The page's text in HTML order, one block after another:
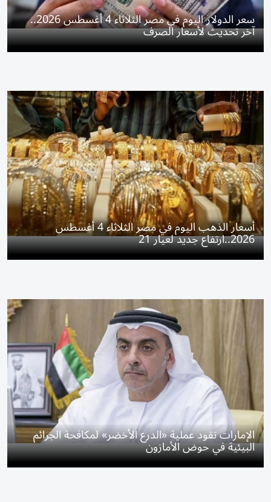
سعر الدولار اليوم في مصر الثلاثاء 4 أغسطس 2026..
آخر تحديث لأسعار الصرف
أسعار الذهب اليوم في مصر الثلاثاء 4 أغسطس
2026..ارتفاع جديد لعيار 21
الإمارات تقود عملية «الدرع الأخضر» لمكافحة الجرائم
البيئية في حوض الأمازون